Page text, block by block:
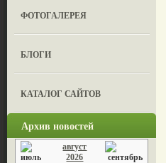
ФОТОГАЛЕРЕЯ
БЛОГИ
КАТАЛОГ САЙТОВ
Архив новостей
август
2026